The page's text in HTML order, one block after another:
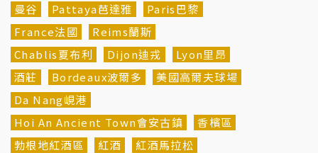
曼谷
Pattaya芭達雅
Paris巴黎
France法國
Reims蘭斯
Chablis夏布利
Dijon迪戎
Lyon里昂
酒莊
Bordeaux波爾多
美國高爾夫球場
Da Nang峴港
Hoi An Ancient Town會安古鎮
香檳區
勃根地紅酒區
紅酒
紅酒馬拉松